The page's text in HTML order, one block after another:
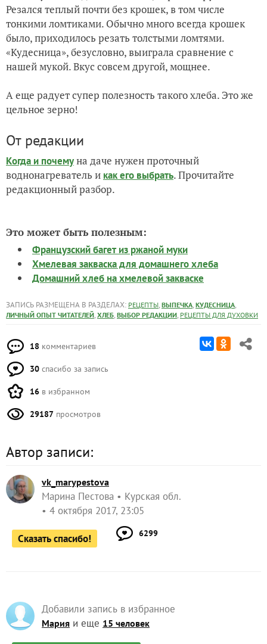
Резался теплый почти без крошек, в том числе
тонкими ломтиками. Обычно много всегда крошек
было, приходилось резать толстыми ломтями.
«Кудесница», безусловно, выиграла сравнение с
нашей мукой. Вкус совсем другой, мощнее.
А еще радует супер полезность такого хлеба. Это же
цельное зерно!
От редакции
Когда и почемуна даче нужен проточный
воднонагреватель и как его выбрать. Прочитайте
редакционный разбор.
Это может быть полезным:
Французский багет из ржаной муки
Хмелевая закваска для домашнего хлеба
Домашний хлеб на хмелевой закваске
ЗАПИСЬ РАЗМЕЩЕНА В РАЗДЕЛАХ: РЕЦЕПТЫ, ВЫПЕЧКА, КУДЕСНИЦА,
ЛИЧНЫЙ ОПЫТ ЧИТАТЕЛЕЙ, ХЛЕБ, ВЫБОР РЕДАКЦИИ, РЕЦЕПТЫ ДЛЯ ДУХОВКИ
18 комментариев
30 спасибо за запись
16 в избранном
29187 просмотров
Автор записи:
vk_marypestova
Марина Пестова
Курская обл.
4 октября 2017, 23:05
Сказать спасибо! 6299
Добавили запись в избранное
Мария и еще 15 человек